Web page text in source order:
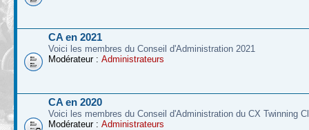
CA en 2021
Voici les membres du Conseil d'Administration 2021
Modérateur : Administrateurs
CA en 2020
Voici les membres du Conseil d'Administration du CX Twinning
Modérateur : Administrateurs